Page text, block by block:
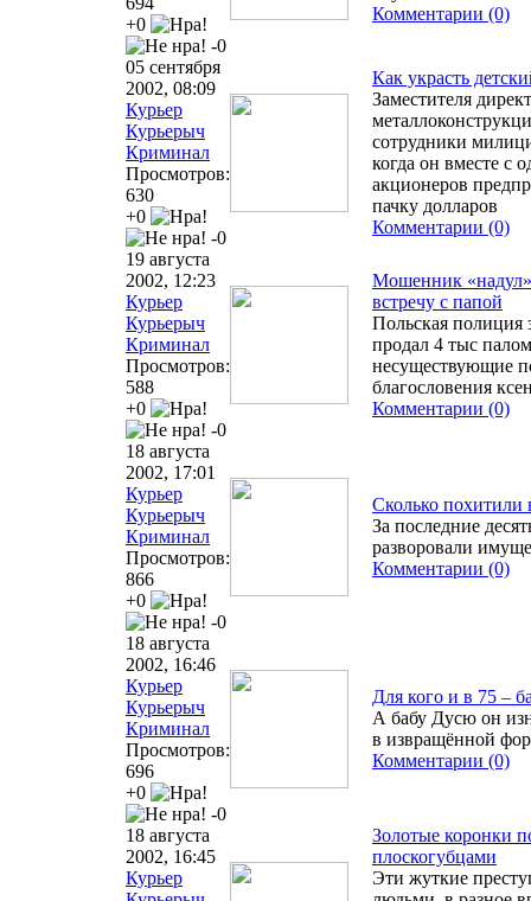
+0
-0
Комментарии (0)
05 сентября
2002, 08:09
Курьер
Курьерыч
Криминал
Просмотров:
630
+0
-0
Как украсть
Заместителя
сотрудники
когда он вместе с
акционеров
пачку долларов
Комментарии (0)
19 августа
2002, 12:23
Курьер
Курьерыч
Криминал
Просмотров:
588
+0
-0
Мошенник
встречу с папой
Польская полиция
продал 4 тыс
несуществующие
благословения
Комментарии (0)
18 августа
2002, 17:01
Курьер
Курьерыч
Криминал
Просмотров:
866
+0
-0
Сколько похитили
За последние
разворовали
Комментарии (0)
18 августа
2002, 16:46
Курьер
Курьерыч
Криминал
Просмотров:
696
+0
-0
Для кого и в 75 –
А бабу Дусю он
в извращённой
Комментарии (0)
18 августа
2002, 16:45
Курьер
Золотые коронки
плоскогубцами
Эти жуткие